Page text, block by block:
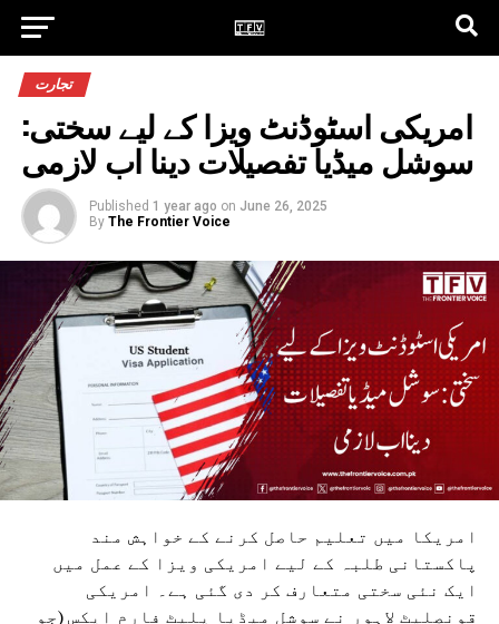
تجارت
امریکی اسٹوڈنٹ ویزا کے لیے سختی:
سوشل میڈیا تفصیلات دینا اب لازمی
Published 1 year ago on June 26, 2025
By The Frontier Voice
امریکا میں تعلیم حاصل کرنے کے خواہش مند
پاکستانی طلبہ کے لیے امریکی ویزا کے عمل میں
ایک نئی سختی متعارف کر دی گئی ہے۔ امریکی
قونصلیٹ لاہور نے سوشل میڈیا پلیٹ فارم ایکس (جو